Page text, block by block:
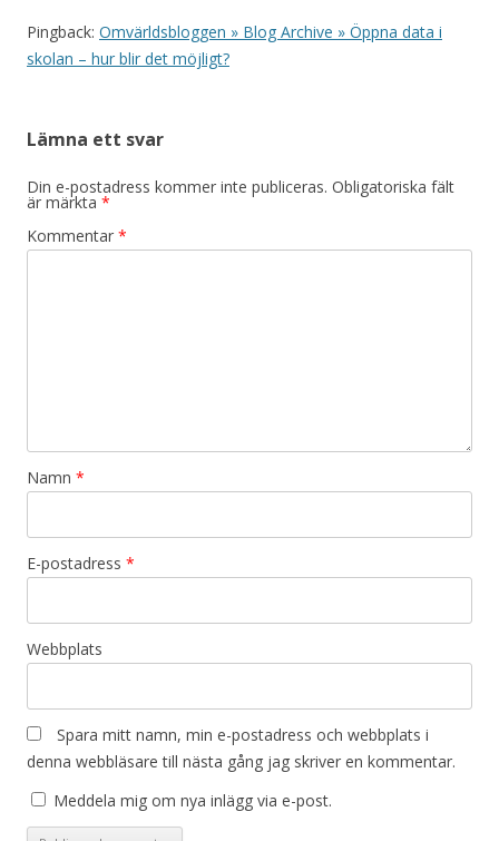
Pingback: Omvärldsbloggen » Blog Archive » Öppna data i
skolan – hur blir det möjligt?
Lämna ett svar
Din e-postadress kommer inte publiceras. Obligatoriska fält
är märkta *
Kommentar *
Namn *
E-postadress *
Webbplats
Spara mitt namn, min e-postadress och webbplats i
denna webbläsare till nästa gång jag skriver en kommentar.
Meddela mig om nya inlägg via e-post.